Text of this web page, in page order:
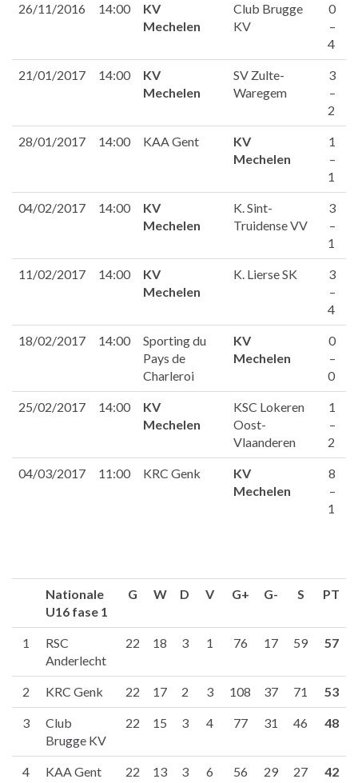
26/11/2016 14:00
KV
Mechelen
Club Brugge
KV
0
–
4
21/01/2017 14:00
KV
Mechelen
SV Zulte-
Waregem
3
–
2
28/01/2017 14:00 KAA Gent
KV
Mechelen
1
–
1
04/02/2017 14:00
KV
Mechelen
K. Sint-
Truidense VV
3
–
1
11/02/2017 14:00
KV
Mechelen
K. Lierse SK
3
–
4
18/02/2017 14:00
Sporting du
Pays de
Charleroi
KV
Mechelen
0
–
0
25/02/2017 14:00
KV
Mechelen
KSC Lokeren
Oost-
Vlaanderen
1
–
2
04/03/2017 11:00 KRC Genk
KV
Mechelen
8
–
1
Nationale
U16 fase 1
G W D V G+ G- S PT
1
RSC
Anderlecht
22 18 3 1 76 17 59 57
2 KRC Genk 22 17 2 3 108 37 71 53
3
Club
Brugge KV
22 15 3 4 77 31 46 48
4 KAA Gent 22 13 3 6 56 29 27 42